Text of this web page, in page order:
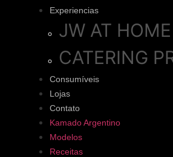
Experiencias
JW AT HOME
CATERING
Consumíveis
Lojas
Contato
Kamado Argentino
Modelos
Receitas